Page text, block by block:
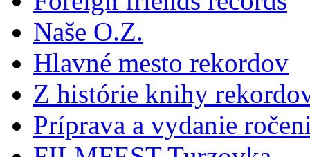
Naše O.Z.
Hlavné mesto rekordov
Z histórie knihy
Príprava a vydanie